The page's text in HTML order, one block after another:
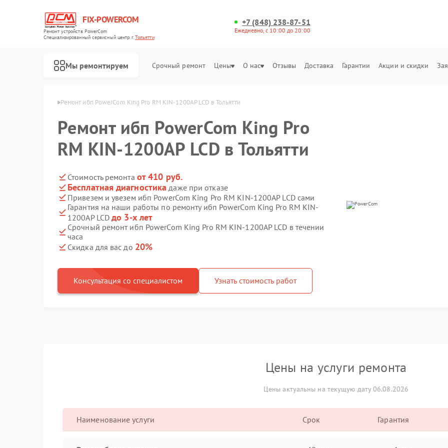
FIX-POWERCOM
Ремонт устройств PowerCom
Специализированный cервисный центр г.Тольятти
+7 (848) 238-87-51
Ежедневно, с 10:00 до 20:00
Мы ремонтируем Срочный ремонт Цены О нас Отзывы Доставка Гарантии Акции и скидки
Ремонт ибп PowerCom King Pro RM KIN-1200AP LCD в Тольятти
Ремонт ибп PowerCom King Pro
RM KIN-1200AP LCD в Тольятти
Стоимость ремонта от 410 руб.
Бесплатная диагностика даже при отказе
Привезем и увезем ибп PowerCom King Pro RM KIN-1200AP LCD сами
Гарантия на наши работы по ремонту ибп PowerCom King Pro RM KIN-
1200AP LCDдо 3-х лет
Срочный ремонт ибп PowerCom King Pro RM KIN-1200AP LCD в течении
часа
Скидка для вас до 20%
Консультация со специалистом Узнать стоимость работ
Цены на услуги ремонта
Цены актуальны на текущую дату 06.08.2026
Наименование услуги Срок Гарантия